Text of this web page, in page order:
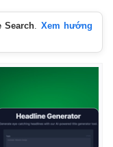
Search
Xem hướng